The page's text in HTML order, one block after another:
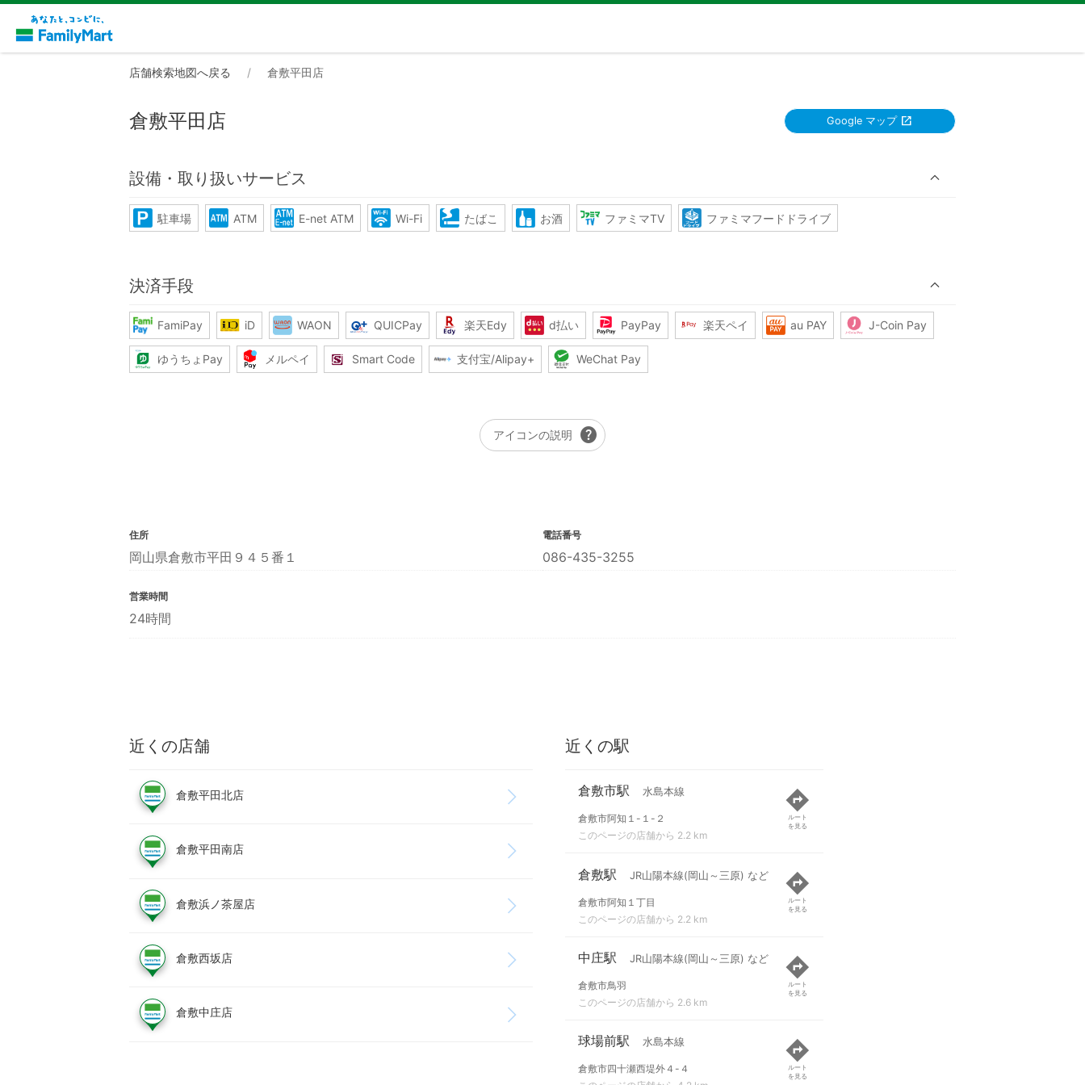
店舗検索地図へ戻る 倉敷平田店
倉敷平田店 Google マップ
設備・取り扱いサービス
駐車場 ATM E-net ATM Wi-Fi たばこ お酒 ファミマTV ファミマフードドライブ
決済手段
FamiPay iD WAON QUICPay 楽天Edy d払い PayPay 楽天ペイ au PAY J-Coin Pay
ゆうちょPay メルペイ Smart Code 支付宝/Alipay+ WeChat Pay
アイコンの説明 help
住所
岡山県倉敷市平田９４５番１
電話番号
086-435-3255
営業時間
24時間
近くの店舗
倉敷平田北店
倉敷平田南店
倉敷浜ノ茶屋店
倉敷西坂店
倉敷中庄店
近くの駅
倉敷市駅 水島本線
倉敷市阿知１-１-２
このページの店舗から 2.2 km
ルート
を見る
倉敷駅 JR山陽本線(岡山～三原) など
倉敷市阿知１丁目
このページの店舗から 2.2 km
ルート
を見る
中庄駅 JR山陽本線(岡山～三原) など
倉敷市鳥羽
このページの店舗から 2.6 km
ルート
を見る
球場前駅 水島本線
倉敷市四十瀬西堤外４-４
ルート
を見る